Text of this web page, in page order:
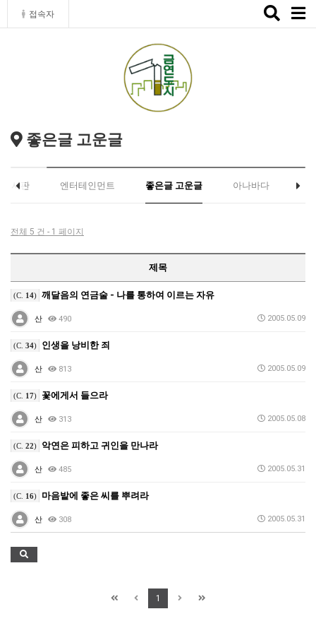
접속자
Toggle
좋은글 고운글
게시판 엔터테인먼트 좋은글 고운글 아나바다
전체 5 건 - 1 페이지
제목
(C. 14) 깨달음의 연금술 - 나를 통하여 이르는 자유
산 490 2005.05.09
(C. 34) 인생을 낭비한 죄
산 813 2005.05.09
(C. 17) 꽃에게서 들으라
산 313 2005.05.08
(C. 22) 악연은 피하고 귀인을 만나라
산 485 2005.05.31
(C. 16) 마음밭에 좋은 씨를 뿌려라
산 308 2005.05.31
1